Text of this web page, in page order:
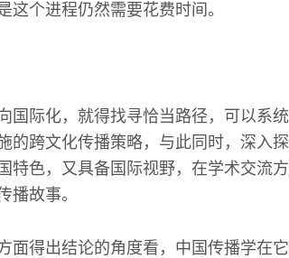
这个进程仍然需要花费时间。
国际化，就得找寻恰当路径，可以系
的跨文化传播策略，与此同时，深入探
特色，又具备国际视野，在学术交流
播故事。
面得出结论的角度看，中国传播学在